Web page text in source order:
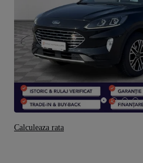
Calculeaza rata